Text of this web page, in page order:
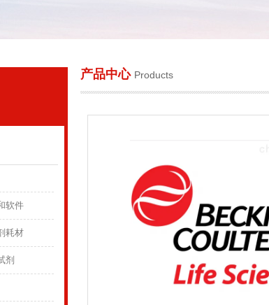
）有限公司
软件
耗材
剂
产品中心 Products